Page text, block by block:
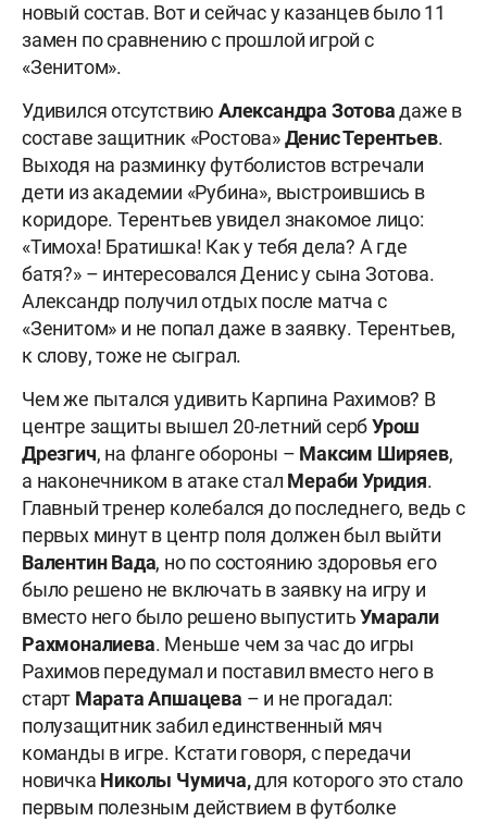
новый состав. Вот и сейчас у казанцев было 11
замен по сравнению с прошлой игрой с
«Зенитом».
Удивился отсутствиюАлександра Зотовадаже в
составе защитник «Ростова»Денис Терентьев.
Выходя на разминку футболистов встречали
дети из академии «Рубина», выстроившись в
коридоре. Терентьев увидел знакомое лицо:
«Тимоха! Братишка! Как у тебя дела? А где
батя?» – интересовался Денис у сына Зотова.
Александр получил отдых после матча с
«Зенитом» и не попал даже в заявку. Терентьев,
к слову, тоже не сыграл.
Чем же пытался удивить Карпина Рахимов? В
центре защиты вышел 20-летний сербУрош
Дрезгич, на фланге обороны – Максим Ширяев,
а наконечником в атаке стал Мераби Уридия.
Главный тренер колебался до последнего, ведь с
первых минут в центр поля должен был выйти
Валентин Вада, но по состоянию здоровья его
было решено не включать в заявку на игру и
вместо него было решено выпуститьУмарали
Рахмоналиева. Меньше чем за час до игры
Рахимов передумал и поставил вместо него в
старт Марата Апшацева – и не прогадал:
полузащитник забил единственный мяч
команды в игре. Кстати говоря, с передачи
новичка Николы Чумича,для которого это стало
первым полезным действием в футболке